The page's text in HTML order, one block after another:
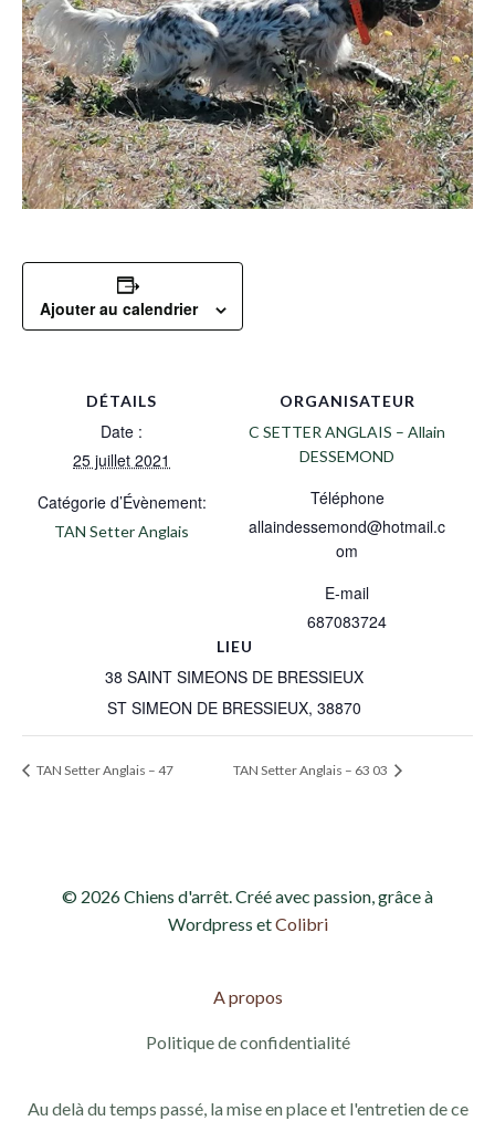
Ajouter au calendrier
DÉTAILS
Date :
25 juillet 2021
Catégorie d’Évènement:
TAN Setter Anglais
LIEU
38 SAINT SIMEONS DE BRESSIEUX
ST SIMEON DE BRESSIEUX, 38870
ORGANISATEUR
C SETTER ANGLAIS – Allain
DESSEMOND
Téléphone
allaindessemond@hotmail.c
om
E-mail
687083724
TAN Setter Anglais – 47 TAN Setter Anglais – 63 03
© 2026 Chiens d'arrêt. Créé avec passion, grâce à
Wordpress etColibri
A propos
Politique de confidentialité
Au delà du temps passé, la mise en place et l'entretien de ce